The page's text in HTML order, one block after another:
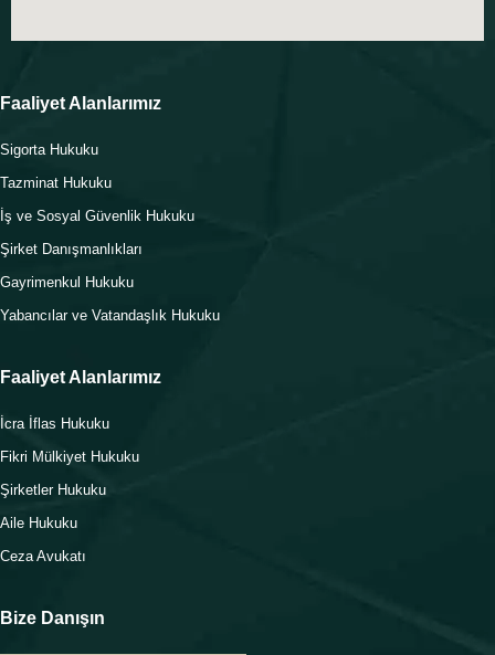
Faaliyet Alanlarımız
Sigorta Hukuku
Tazminat Hukuku
İş ve Sosyal Güvenlik Hukuku
Şirket Danışmanlıkları
Gayrimenkul Hukuku
Yabancılar ve Vatandaşlık Hukuku
Faaliyet Alanlarımız
İcra İflas Hukuku
Fikri Mülkiyet Hukuku
Şirketler Hukuku
Aile Hukuku
Ceza Avukatı
Bize Danışın